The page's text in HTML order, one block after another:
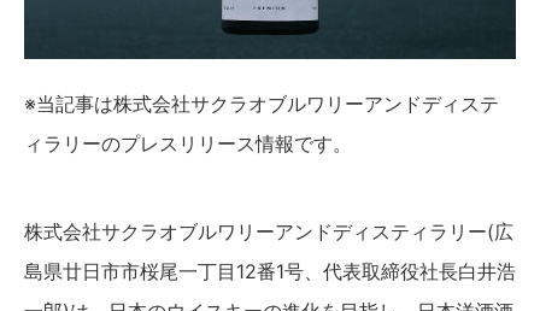
※当記事は株式会社サクラオブルワリーアンドディステ
ィラリーのプレスリリース情報です。
株式会社サクラオブルワリーアンドディスティラリー(広
島県廿日市市桜尾一丁目12番1号、代表取締役社長白井浩